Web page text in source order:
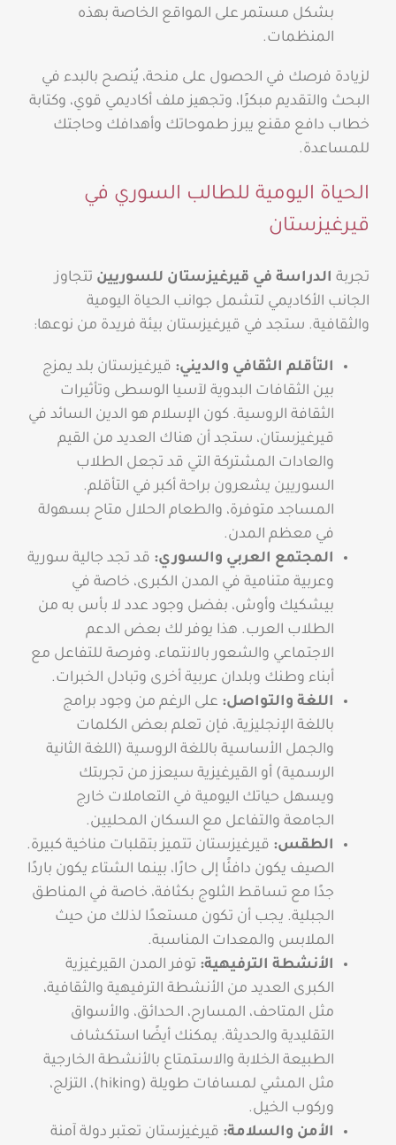
بشكل مستمر على المواقع الخاصة بهذه
المنظمات.
لزيادة فرصك في الحصول على منحة، يُنصح بالبدء في
البحث والتقديم مبكرًا، وتجهيز ملف أكاديمي قوي، وكتابة
خطاب دافع مقنع يبرز طموحاتك وأهدافك وحاجتك
للمساعدة.
الحياة اليومية للطالب السوري في
قيرغيزستان
تجربة الدراسة في قيرغيزستان للسوريين تتجاوز
الجانب الأكاديمي لتشمل جوانب الحياة اليومية
والثقافية. ستجد في قيرغيزستان بيئة فريدة من نوعها:
التأقلم الثقافي والديني: قيرغيزستان بلد يمزج
بين الثقافات البدوية لآسيا الوسطى وتأثيرات
الثقافة الروسية. كون الإسلام هو الدين السائد في
قيرغيزستان، ستجد أن هناك العديد من القيم
والعادات المشتركة التي قد تجعل الطلاب
السوريين يشعرون براحة أكبر في التأقلم.
المساجد متوفرة، والطعام الحلال متاح بسهولة
في معظم المدن.
المجتمع العربي والسوري: قد تجد جالية سورية
وعربية متنامية في المدن الكبرى، خاصة في
بيشكيك وأوش، بفضل وجود عدد لا بأس به من
الطلاب العرب. هذا يوفر لك بعض الدعم
الاجتماعي والشعور بالانتماء، وفرصة للتفاعل مع
أبناء وطنك وبلدان عربية أخرى وتبادل الخبرات.
اللغة والتواصل: على الرغم من وجود برامج
باللغة الإنجليزية، فإن تعلم بعض الكلمات
والجمل الأساسية باللغة الروسية (اللغة الثانية
الرسمية) أو القيرغيزية سيعزز من تجربتك
ويسهل حياتك اليومية في التعاملات خارج
الجامعة والتفاعل مع السكان المحليين.
الطقس: قيرغيزستان تتميز بتقلبات مناخية كبيرة.
الصيف يكون دافئًا إلى حارًا، بينما الشتاء يكون باردًا
جدًا مع تساقط الثلوج بكثافة، خاصة في المناطق
الجبلية. يجب أن تكون مستعدًا لذلك من حيث
الملابس والمعدات المناسبة.
الأنشطة الترفيهية: توفر المدن القيرغيزية
الكبرى العديد من الأنشطة الترفيهية والثقافية،
مثل المتاحف، المسارح، الحدائق، والأسواق
التقليدية والحديثة. يمكنك أيضًا استكشاف
الطبيعة الخلابة والاستمتاع بالأنشطة الخارجية
مثل المشي لمسافات طويلة (hiking)، التزلج،
وركوب الخيل.
الأمن والسلامة: قيرغيزستان تعتبر دولة آمنة